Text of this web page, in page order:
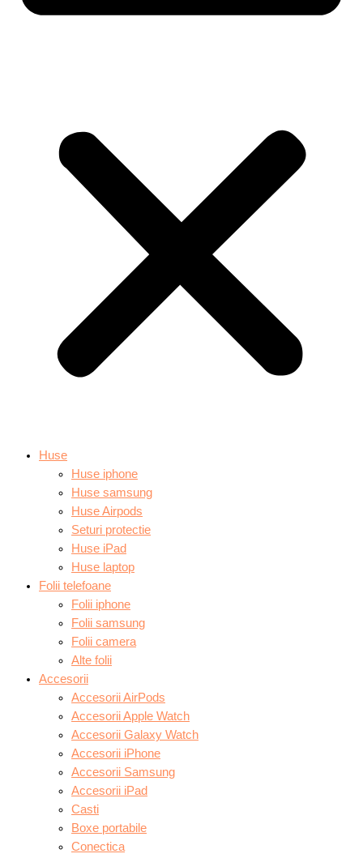
Huse
Huse iphone
Huse samsung
Huse Airpods
Seturi protectie
Huse iPad
Huse laptop
Folii telefoane
Folii iphone
Folii samsung
Folii camera
Alte folii
Accesorii
Accesorii AirPods
Accesorii Apple Watch
Accesorii Galaxy Watch
Accesorii iPhone
Accesorii Samsung
Accesorii iPad
Casti
Boxe portabile
Conectica